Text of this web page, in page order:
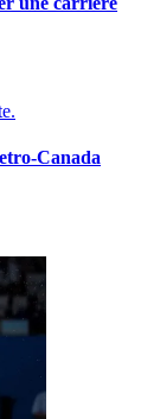
Canada